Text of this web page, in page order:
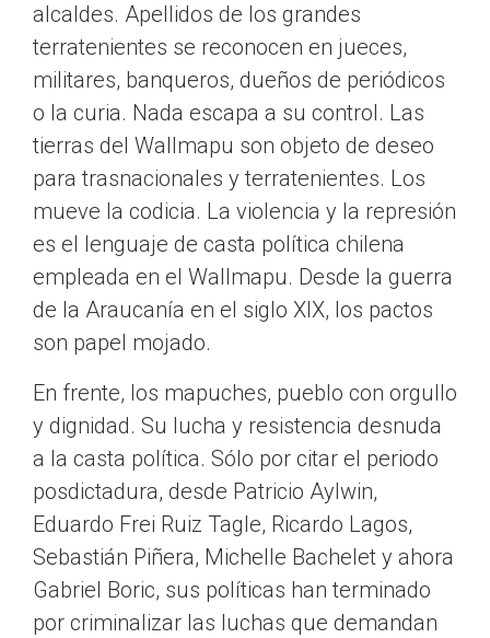
alcaldes. Apellidos de los grandes
terratenientes se reconocen en jueces,
militares, banqueros, dueños de periódicos
o la curia. Nada escapa a su control. Las
tierras del Wallmapu son objeto de deseo
para trasnacionales y terratenientes. Los
mueve la codicia. La violencia y la represión
es el lenguaje de casta política chilena
empleada en el Wallmapu. Desde la guerra
de la Araucanía en el siglo XIX, los pactos
son papel mojado.
En frente, los mapuches, pueblo con orgullo
y dignidad. Su lucha y resistencia desnuda
a la casta política. Sólo por citar el periodo
posdictadura, desde Patricio Aylwin,
Eduardo Frei Ruiz Tagle, Ricardo Lagos,
Sebastián Piñera, Michelle Bachelet y ahora
Gabriel Boric, sus políticas han terminado
por criminalizar las luchas que demandan